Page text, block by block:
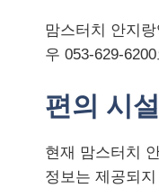
맘스터치 안지
우 053-629-
편의 시설
현재 맘스터치
정보는 제공되